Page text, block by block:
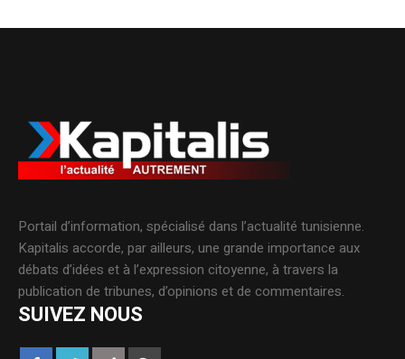
Portail d’information, spécialisé dans l’actualité tunisienne.
Kapitalis accorde, par ailleurs, une grande importance aux
débats d’idées et à l’expression citoyenne, à travers la
publication de tribunes, d’opinions et de commentaires.
SUIVEZ NOUS